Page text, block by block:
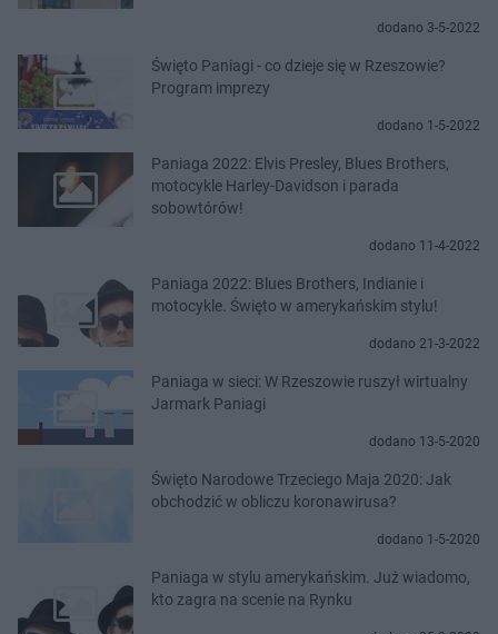
dodano 3-5-2022
Święto Paniagi - co dzieje się w Rzeszowie?
Program imprezy
dodano 1-5-2022
Paniaga 2022: Elvis Presley, Blues Brothers,
motocykle Harley-Davidson i parada
sobowtórów!
dodano 11-4-2022
Paniaga 2022: Blues Brothers, Indianie i
motocykle. Święto w amerykańskim stylu!
dodano 21-3-2022
Paniaga w sieci: W Rzeszowie ruszył wirtualny
Jarmark Paniagi
dodano 13-5-2020
Święto Narodowe Trzeciego Maja 2020: Jak
obchodzić w obliczu koronawirusa?
dodano 1-5-2020
Paniaga w stylu amerykańskim. Już wiadomo,
kto zagra na scenie na Rynku